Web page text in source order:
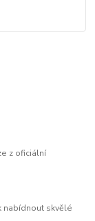
z oficiální
nabídnout skvělé